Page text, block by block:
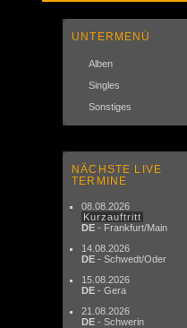
UNTERMENÜ
Alben
Singles
Sonstiges
NÄCHSTE LIVE
TERMINE
08.08.2026
Kurzauftritt
DE - Frankfurt/Main
14.08.2026
DE - Schwedt/Oder
15.08.2026
DE - Gera
21.08.2026
DE - Schwerin